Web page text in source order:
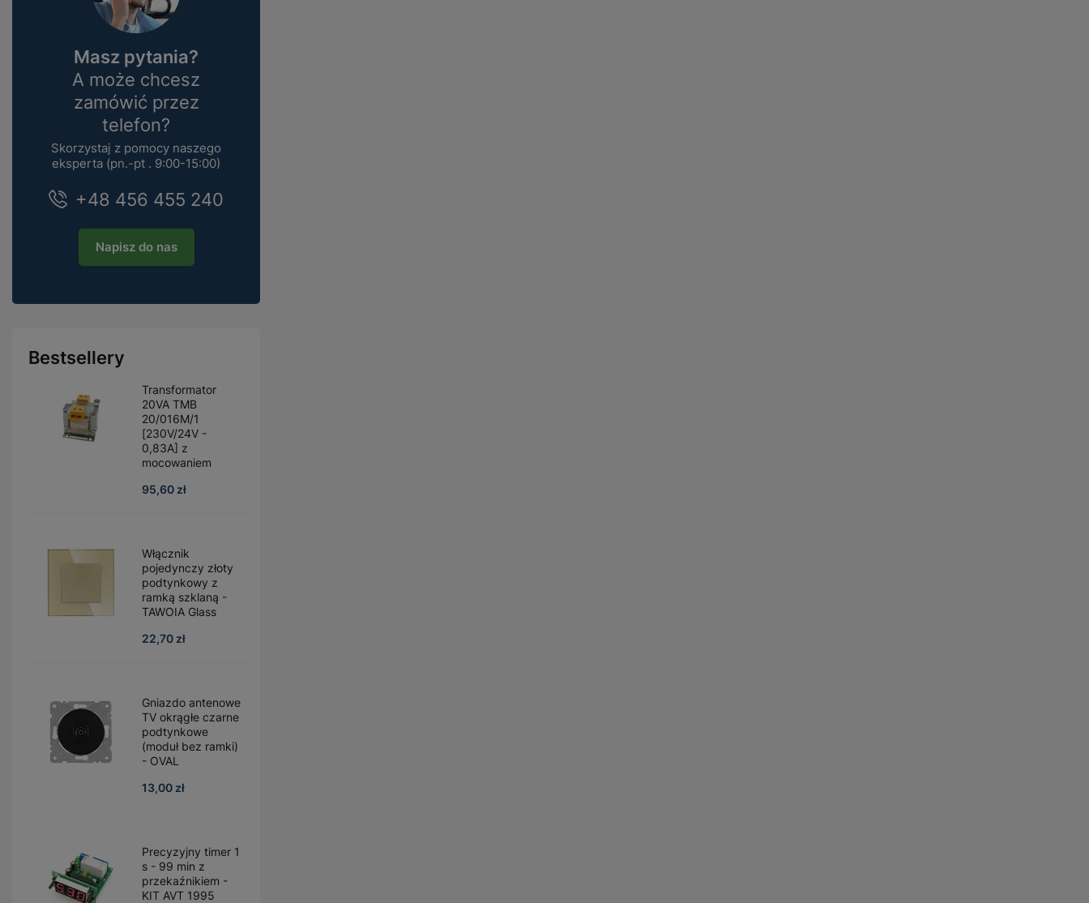
Masz pytania?
A może chcesz
zamówić przez
telefon?
Skorzystaj z pomocy naszego
eksperta (pn.-pt . 9:00-15:00)
+48 456 455 240
Napisz do nas
Bestsellery
Transformator
20VA TMB
20/016M/1
[230V/24V -
0,83A] z
mocowaniem
95,60 zł
Włącznik
pojedynczy złoty
podtynkowy z
ramką szklaną -
TAWOIA Glass
22,70 zł
Gniazdo antenowe
TV okrągłe czarne
podtynkowe
(moduł bez ramki)
- OVAL
13,00 zł
Precyzyjny timer 1
s - 99 min z
przekaźnikiem -
KIT AVT 1995